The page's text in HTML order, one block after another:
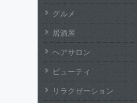
グルメ
居酒屋
ヘアサロン
ビューティ
リラクゼーション